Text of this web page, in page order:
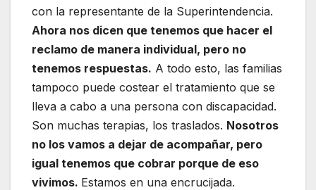
con la representante de la Superintendencia.
Ahora nos dicen que tenemos que hacer el
reclamo de manera individual, pero no
tenemos respuestas. A todo esto, las familias
tampoco puede costear el tratamiento que se
lleva a cabo a una persona con discapacidad.
Son muchas terapias, los traslados. Nosotros
no los vamos a dejar de acompañar, pero
igual tenemos que cobrar porque de eso
vivimos. Estamos en una encrucijada.